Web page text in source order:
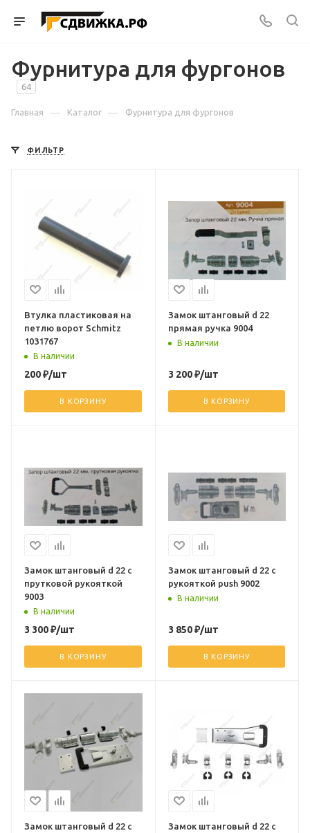
Фурнитура для фургонов
64
Главная — Каталог — Фурнитура для фургонов
ФИЛЬТР
Втулка пластиковая на
петлю ворот Schmitz
1031767
В наличии
200₽/шт
В КОРЗИНУ
Замок штанговый d 22
прямая ручка 9004
В наличии
3 200₽/шт
В КОРЗИНУ
Замок штанговый d 22 с
прутковой рукояткой
9003
В наличии
3 300₽/шт
В КОРЗИНУ
Замок штанговый d 22 с
рукояткой push 9002
В наличии
3 850₽/шт
В КОРЗИНУ
Замок штанговый d 22 с
Замок штанговый d 22 с